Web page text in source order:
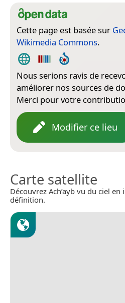
Cette page est basée sur
Wikimedia Commons.
Nous serions ravis de
améliorer nos sources de
Merci pour votre
Modifier ce lieu
Carte satellite
Découvrez Ach’ayb vu du ciel
définition.